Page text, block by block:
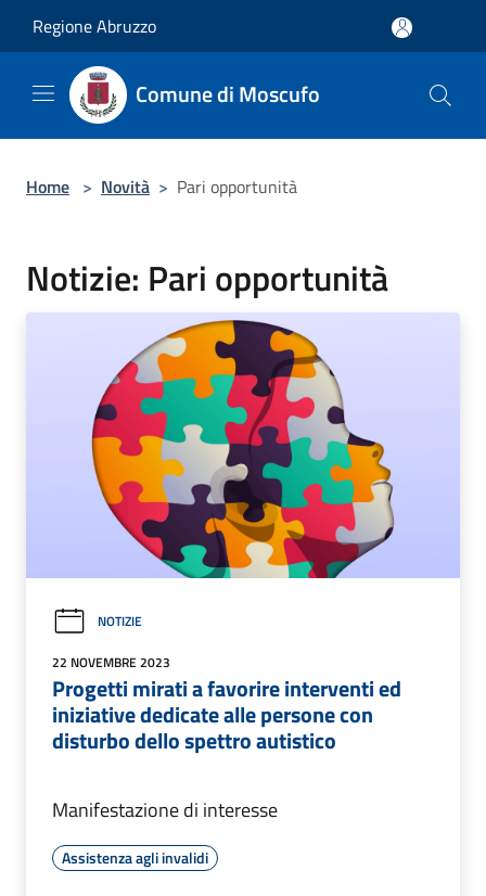
Regione Abruzzo
Comune di Moscufo
Home > Novità > Pari opportunità
Notizie: Pari opportunità
NOTIZIE
22 NOVEMBRE 2023
Progetti mirati a favorire interventi ed
iniziative dedicate alle persone con
disturbo dello spettro autistico
Manifestazione di interesse
Assistenza agli invalidi